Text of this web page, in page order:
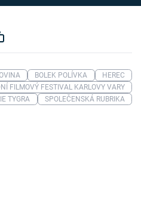
BOLEK POLÍVKA
HEREC
FILMOVÝ FESTIVAL KARLOVY VARY
TYGRA SPOLEČENSKÁ RUBRIKA